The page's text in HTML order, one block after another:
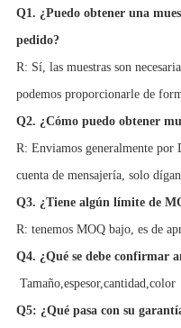
Q1. ¿Puedo obtener una
pedido?
R: Sí, las muestras son
podemos proporcionarle de
Q2. ¿Cómo puedo obtener
R: Enviamos generalmente
cuenta de mensajería, solo
Q3. ¿Tiene algún límite de
R: tenemos MOQ bajo, es de
Q4. ¿Qué se debe confirmar
Tamaño, espesor, cantidad, color
Q5: ¿Qué pasa con su